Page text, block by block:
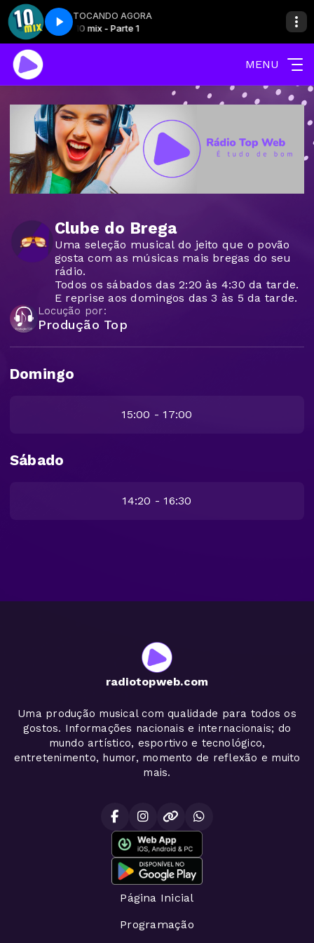
Top 10 Mix com Produção Top
TOCANDO AGORA
Top 10 mix - Parte 1
MENU
Clube do Brega
Uma seleção musical do jeito que o povão
gosta com as músicas mais bregas do seu
rádio.
Todos os sábados das 2:20 às 4:30 da tarde.
E reprise aos domingos das 3 às 5 da tarde.
Locução por:
Produção Top
Domingo
15:00 - 17:00
Sábado
14:20 - 16:30
radiotopweb.com
Uma produção musical com qualidade para todos os
gostos. Informações nacionais e internacionais; do
mundo artístico, esportivo e tecnológico,
entretenimento, humor, momento de reflexão e muito
mais.
Página Inicial
Programação